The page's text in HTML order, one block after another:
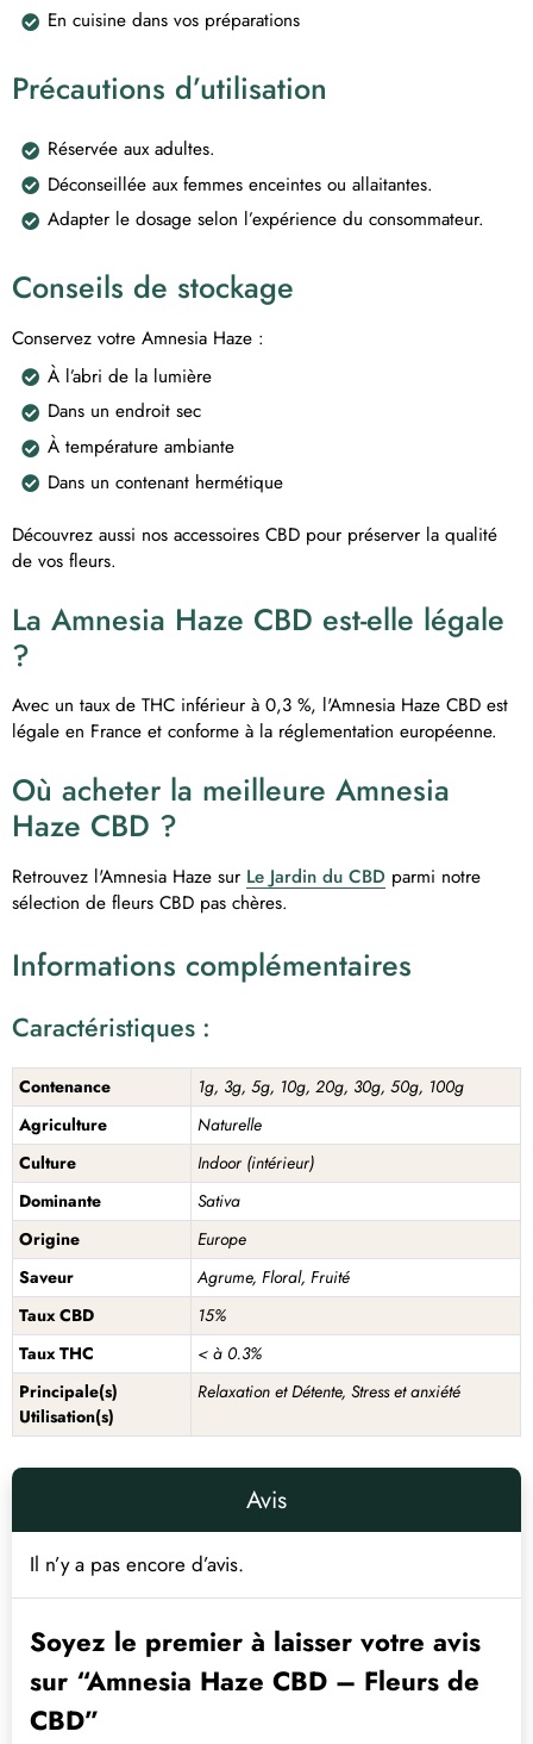
En cuisine dans vos préparations
Précautions d’utilisation
Réservée aux adultes.
Déconseillée aux femmes enceintes ou allaitantes.
Adapter le dosage selon l’expérience du consommateur.
Conseils de stockage
Conservez votre Amnesia Haze :
À l’abri de la lumière
Dans un endroit sec
À température ambiante
Dans un contenant hermétique
Découvrez aussi nos accessoires CBD pour préserver la qualité
de vos fleurs.
La Amnesia Haze CBD est-elle légale
?
Avec un taux de THC inférieur à 0,3 %, l'Amnesia Haze CBD est
légale en France et conforme à la réglementation européenne.
Où acheter la meilleure Amnesia
Haze CBD ?
Retrouvez l'Amnesia Haze sur Le Jardin du CBD parmi notre
sélection de fleurs CBD pas chères.
Informations complémentaires
Caractéristiques :
Contenance
1g, 3g, 5g, 10g, 20g, 30g, 50g, 100g
Agriculture
Naturelle
Culture
Indoor (intérieur)
Dominante
Sativa
Origine
Europe
Saveur
Agrume, Floral, Fruité
Taux CBD
15%
Taux THC
< à 0.3%
Principale(s)
Utilisation(s)
Relaxation et Détente, Stress et anxiété
Avis
Il n’y a pas encore d’avis.
Soyez le premier à laisser votre avis
sur “Amnesia Haze CBD – Fleurs de
CBD”